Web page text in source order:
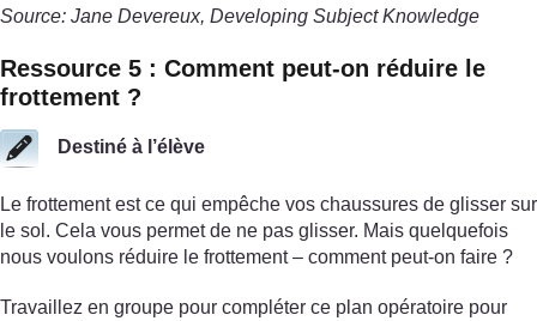
Source: Jane Devereux, Developing Subject Knowledge
Ressource 5 : Comment peut-on réduire le
frottement ?
Destiné à l’élève
Le frottement est ce qui empêche vos chaussures de glisser sur
le sol. Cela vous permet de ne pas glisser. Mais quelquefois
nous voulons réduire le frottement – comment peut-on faire ?
Travaillez en groupe pour compléter ce plan opératoire pour